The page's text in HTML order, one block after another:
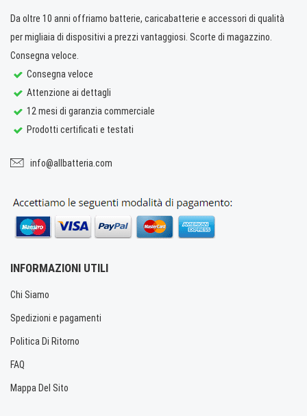
Da oltre 10 anni offriamo batterie, caricabatterie e accessori di qualità
per migliaia di dispositivi a prezzi vantaggiosi. Scorte di magazzino.
Consegna veloce.
Consegna veloce
Attenzione ai dettagli
12 mesi di garanzia commerciale
Prodotti certificati e testati
info@allbatteria.com
INFORMAZIONI UTILI
Chi Siamo
Spedizioni e pagamenti
Politica Di Ritorno
FAQ
Mappa Del Sito